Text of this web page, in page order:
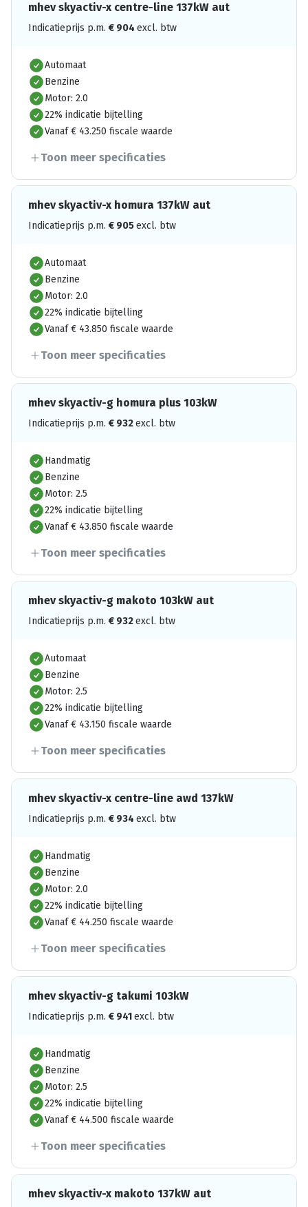
mhev skyactiv-x centre-line 137kW aut
Indicatieprijs p.m. € 904 excl. btw
Automaat
Benzine
Motor: 2.0
22% indicatie bijtelling
Vanaf € 43.250 fiscale waarde
Toon meer specificaties
mhev skyactiv-x homura 137kW aut
Indicatieprijs p.m. € 905excl. btw
Automaat
Benzine
Motor: 2.0
22% indicatie bijtelling
Vanaf € 43.850 fiscale waarde
Toon meer specificaties
mhev skyactiv-g homura plus 103kW
Indicatieprijs p.m. € 932excl. btw
Handmatig
Benzine
Motor: 2.5
22% indicatie bijtelling
Vanaf € 43.850 fiscale waarde
Toon meer specificaties
mhev skyactiv-g makoto 103kW aut
Indicatieprijs p.m. € 932excl. btw
Automaat
Benzine
Motor: 2.5
22% indicatie bijtelling
Vanaf € 43.150 fiscale waarde
Toon meer specificaties
mhev skyactiv-x centre-line awd 137kW
Indicatieprijs p.m. € 934 excl. btw
Handmatig
Benzine
Motor: 2.0
22% indicatie bijtelling
Vanaf € 44.250 fiscale waarde
Toon meer specificaties
mhev skyactiv-g takumi 103kW
Indicatieprijs p.m. € 941excl. btw
Handmatig
Benzine
Motor: 2.5
22% indicatie bijtelling
Vanaf € 44.500 fiscale waarde
Toon meer specificaties
mhev skyactiv-x makoto 137kW aut